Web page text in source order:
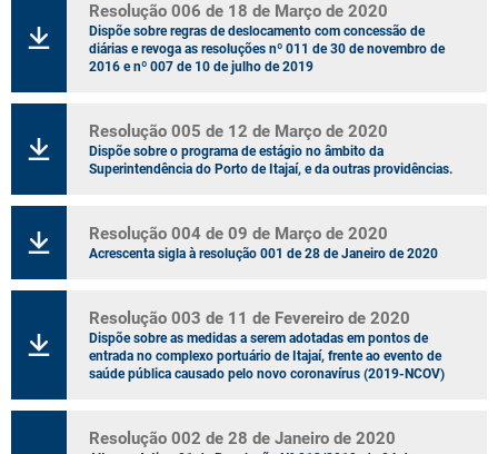
Resolução 006 de 18 de Março de 2020
Dispõe sobre regras de deslocamento com concessão de
diárias e revoga as resoluções nº 011 de 30 de novembro de
2016 e nº 007 de 10 de julho de 2019
Resolução 005 de 12 de Março de 2020
Dispõe sobre o programa de estágio no âmbito da
Superintendência do Porto de Itajaí, e da outras providências.
Resolução 004 de 09 de Março de 2020
Acrescenta sigla à resolução 001 de 28 de Janeiro de 2020
Resolução 003 de 11 de Fevereiro de 2020
Dispõe sobre as medidas a serem adotadas em pontos de
entrada no complexo portuário de Itajaí, frente ao evento de
saúde pública causado pelo novo coronavírus (2019-NCOV)
Resolução 002 de 28 de Janeiro de 2020